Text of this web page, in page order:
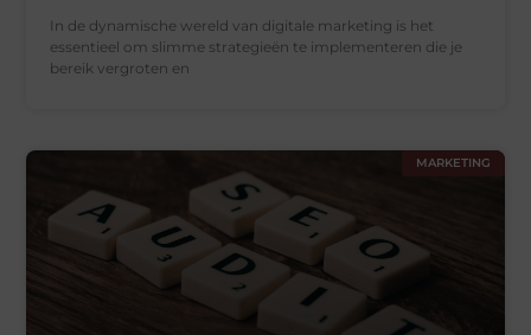
In de dynamische wereld van digitale marketing is het
essentieel om slimme strategieën te implementeren die je
bereik vergroten en
MARKETING